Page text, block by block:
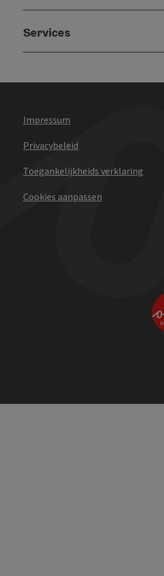
Services
Impressum
Privacybeleid
Toegankelijkheids verklaring
Cookies aanpassen